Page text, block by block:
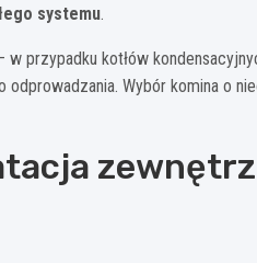
systemu.
w przypadku kotłów
Wybór komina o